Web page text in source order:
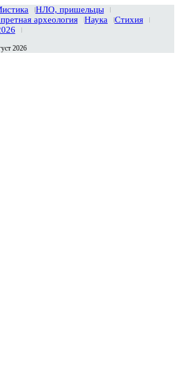
НЛО, пришельцы
археология Наука
Стихия
2026